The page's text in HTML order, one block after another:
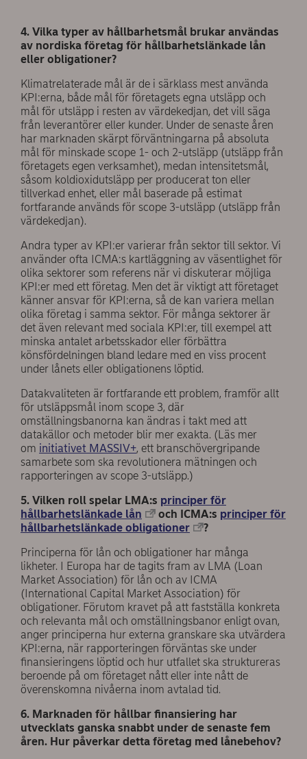
4. Vilka typer av hållbarhetsmål brukar användas
av nordiska företag för hållbarhetslänkade lån
eller obligationer?
Klimatrelaterade mål är de i särklass mest använda
KPI:erna, både mål för företagets egna utsläpp och
mål för utsläpp i resten av värdekedjan, det vill säga
från leverantörer eller kunder. Under de senaste åren
har marknaden skärpt förväntningarna på absoluta
mål för minskade scope 1- och 2-utsläpp (utsläpp från
företagets egen verksamhet), medan intensitetsmål,
såsom koldioxidutsläpp per producerat ton eller
tillverkad enhet, eller mål baserade på estimat
fortfarande används för scope 3-utsläpp (utsläpp från
värdekedjan).
Andra typer av KPI:er varierar från sektor till sektor. Vi
använder ofta ICMA:s kartläggning av väsentlighet för
olika sektorer som referens när vi diskuterar möjliga
KPI:er med ett företag. Men det är viktigt att företaget
känner ansvar för KPI:erna, så de kan variera mellan
olika företag i samma sektor. För många sektorer är
det även relevant med sociala KPI:er, till exempel att
minska antalet arbetsskador eller förbättra
könsfördelningen bland ledare med en viss procent
under lånets eller obligationens löptid.
Datakvaliteten är fortfarande ett problem, framför allt
för utsläppsmål inom scope 3, där
omställningsbanorna kan ändras i takt med att
datakällor och metoder blir mer exakta. (Läs mer
om initiativet MASSIV+, ett branschövergripande
samarbete som ska revolutionera mätningen och
rapporteringen av scope 3-utsläpp.)
5. Vilken roll spelar LMA:s principer för
hållbarhetslänkade lån
och ICMA:s principer för
hållbarhetslänkade obligationer
?
Principerna för lån och obligationer har många
likheter. I Europa har de tagits fram av LMA (Loan
Market Association) för lån och av ICMA
(International Capital Market Association) för
obligationer. Förutom kravet på att fastställa konkreta
och relevanta mål och omställningsbanor enligt ovan,
anger principerna hur externa granskare ska utvärdera
KPI:erna, när rapporteringen förväntas ske under
finansieringens löptid och hur utfallet ska struktureras
beroende på om företaget nått eller inte nått de
överenskomna nivåerna inom avtalad tid.
6. Marknaden för hållbar finansiering har
utvecklats ganska snabbt under de senaste fem
åren. Hur påverkar detta företag med lånebehov?